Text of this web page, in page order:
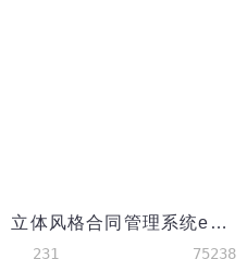
立体风格合同管理系统excel表格模板
231 75238